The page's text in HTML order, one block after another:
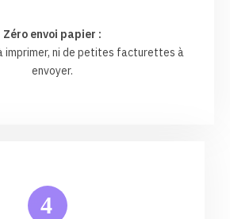
Zéro envoi papier :
imprimer, ni de petites facturettes à
envoyer.
4